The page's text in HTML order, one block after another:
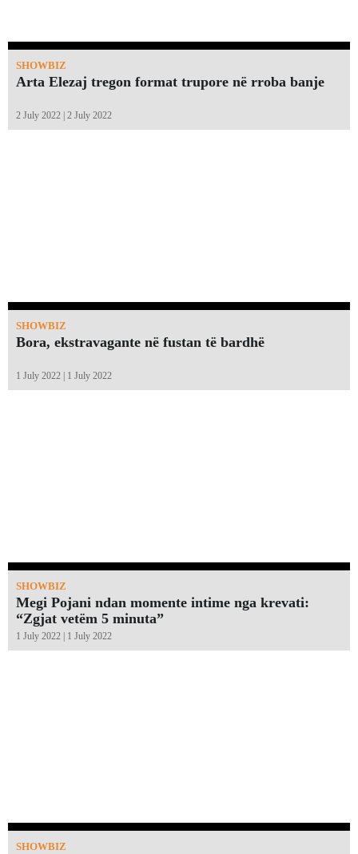
SHOWBIZ
Arta Elezaj tregon format trupore në rroba banje
2 July 2022 | 2 July 2022
SHOWBIZ
Bora, ekstravagante në fustan të bardhë
1 July 2022 | 1 July 2022
SHOWBIZ
Megi Pojani ndan momente intime nga krevati:
“Zgjat vetëm 5 minuta”￼
1 July 2022 | 1 July 2022
SHOWBIZ